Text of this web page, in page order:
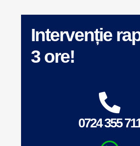
Intervenție
3 ore!
0724 355